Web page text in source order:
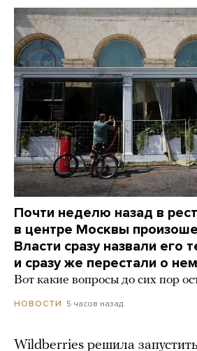
Почти неделю назад в
в центре Москвы
Власти сразу назвали его
и сразу же перестали о
Вот какие вопросы до сих пор
НОВОСТИ 5 часов назад
Wildberries решила